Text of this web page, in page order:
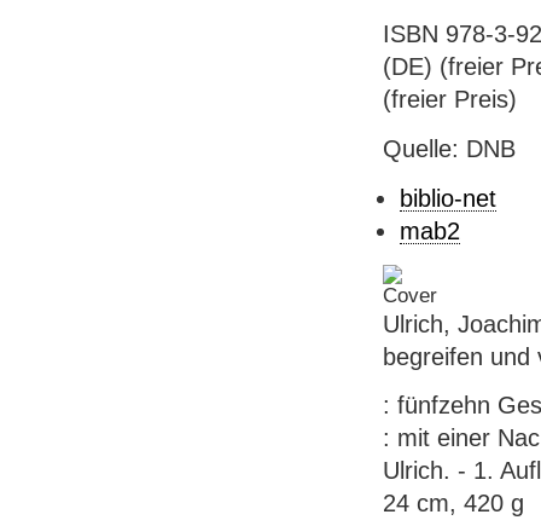
ISBN 978-3-
(DE) (freier
(freier Preis)
Quelle: DNB
biblio-net
mab2
Ulrich,
begreifen und
: fünfzehn
: mit einer
Ulrich. - 1.
24 cm, 420 g